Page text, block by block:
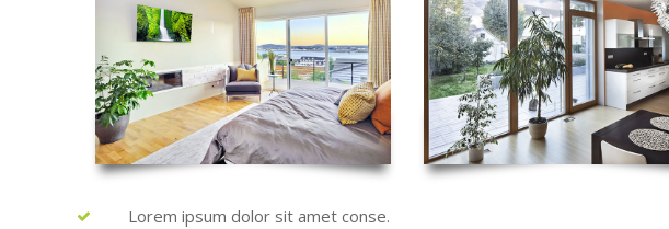
Lorem ipsum dolor sit amet conse.